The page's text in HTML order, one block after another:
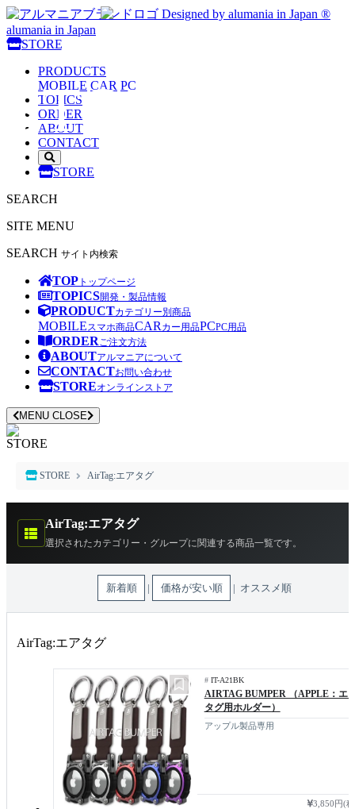
alumania
STORE
Designed by alumania in Japan ®
alumania in Japan
STORE
PRODUCTS
MOBILE CAR PC
TOPICS
ORDER
ABOUT
CONTACT
サ
イ
内
索
開
STORE
SEARCH
SITE MENU
SEARCH サイト内検索
TOP トップページ
TOPICS開発・製品情報
PRODUCTカテゴリー別商品
MOBILEスマホ商品CAR カー用品PCPC用品
ORDERご注文方法
ABOUTアルマニアについて
CONTACTお問い合わせ
STOREオンラインストア
MENU CLOSE
STORE
STORE AirTag:エアタグ
AirTag:エアタグ
選択されたカテゴリー・グループに関連する商品一覧です。
新着順 | 価格が安い順 | オススメ順
AirTag:エアタグ
# IT-A21BK
AIRTAG BUMPER （APPLE：エ
タグ用ホルダー）
アップル製品専用
3,850円(